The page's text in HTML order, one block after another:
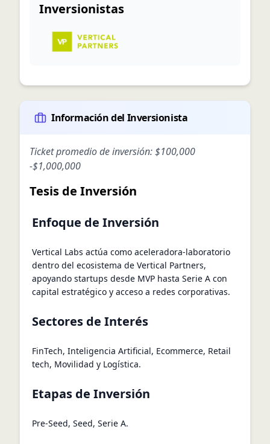
Inversionistas
Información del Inversionista
Ticket promedio de inversión:$100,000
-$1,000,000
Tesis de Inversión
Enfoque de Inversión
Vertical Labs actúa como aceleradora-laboratorio
dentro del ecosistema de Vertical Partners,
apoyando startups desde MVP hasta Serie A con
capital estratégico y acceso a redes corporativas.
Sectores de Interés
FinTech, Inteligencia Artificial, Ecommerce, Retail
tech, Movilidad y Logística.
Etapas de Inversión
Pre-Seed, Seed, Serie A.